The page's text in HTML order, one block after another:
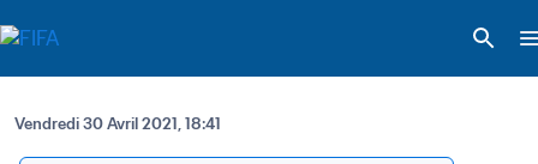
Vendredi 30 Avril 2021, 18:41